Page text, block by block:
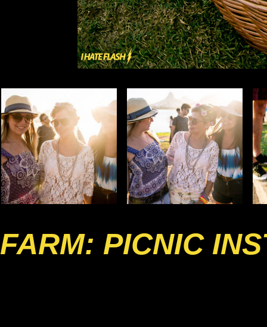
FARM: PICNIC